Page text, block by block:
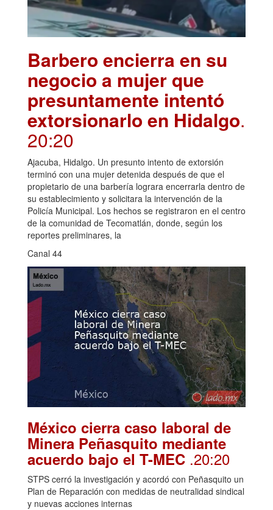
Barbero encierra en su
negocio a mujer que
presuntamente intentó
extorsionarlo en Hidalgo.
20:20
Ajacuba, Hidalgo. Un presunto intento de extorsión
terminó con una mujer detenida después de que el
propietario de una barbería lograra encerrarla dentro de
su establecimiento y solicitara la intervención de la
Policía Municipal. Los hechos se registraron en el centro
de la comunidad de Tecomatlán, donde, según los
reportes preliminares, la
Canal 44
México cierra caso laboral de
Minera Peñasquito mediante
acuerdo bajo el T-MEC .20:20
STPS cerró la investigación y acordó con Peñasquito un
Plan de Reparación con medidas de neutralidad sindical
y nuevas acciones internas